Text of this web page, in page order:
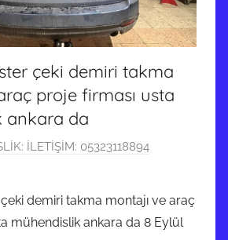
çeki demiri takma
proje firması usta
ankara da
İLETİŞİM: 05323118894
demiri takma montajı ve araç
mühendislik ankara da 8 Eylül